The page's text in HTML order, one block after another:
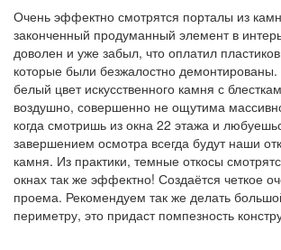
Очень эффектно смотрятся порталы из
законченный продуманный элемент в
доволен и уже забыл, что оплатил
которые были безжалостно
белый цвет искусственного камня с
воздушно, совершенно не ощутима
когда смотришь из окна 22 этажа и
завершением осмотра всегда будут наши
камня. Из практики, темные откосы
окнах так же эффектно! Создаётся четкое
проема. Рекомендуем так же делать
периметру, это придаст помпезность